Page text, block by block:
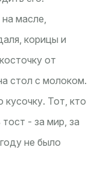
масле,
корицы и
от
стол с молоком.
Тот, кто
- за мир, за
не было